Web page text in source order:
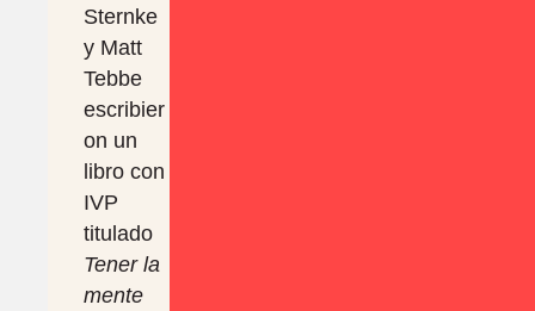
Sternke
y Matt
Tebbe
escribier
on un
libro con
IVP
titulado
Tener la
mente